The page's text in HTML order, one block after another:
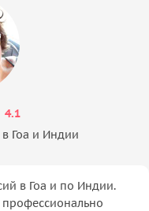
4.1
Гоа и Индии
в Гоа и по Индии.
профессионально